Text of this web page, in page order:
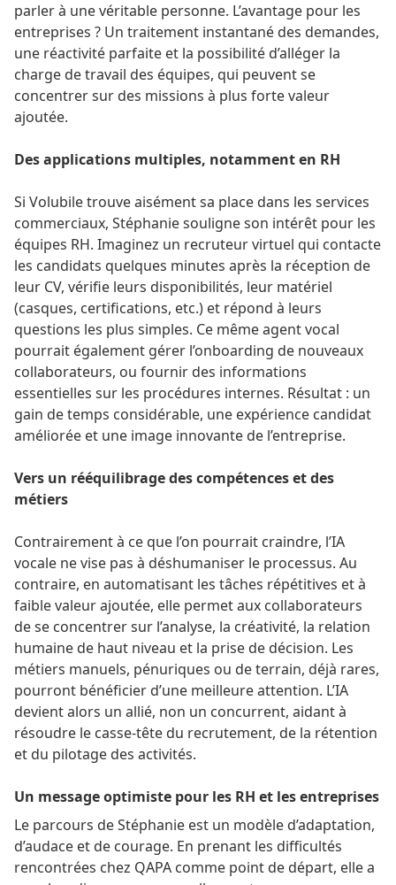
parler à une véritable personne. L’avantage pour les
entreprises ? Un traitement instantané des demandes,
une réactivité parfaite et la possibilité d’alléger la
charge de travail des équipes, qui peuvent se
concentrer sur des missions à plus forte valeur
ajoutée.
Des applications multiples, notamment en RH
Si Volubile trouve aisément sa place dans les services
commerciaux, Stéphanie souligne son intérêt pour les
équipes RH. Imaginez un recruteur virtuel qui contacte
les candidats quelques minutes après la réception de
leur CV, vérifie leurs disponibilités, leur matériel
(casques, certifications, etc.) et répond à leurs
questions les plus simples. Ce même agent vocal
pourrait également gérer l’onboarding de nouveaux
collaborateurs, ou fournir des informations
essentielles sur les procédures internes. Résultat : un
gain de temps considérable, une expérience candidat
améliorée et une image innovante de l’entreprise.
Vers un rééquilibrage des compétences et des
métiers
Contrairement à ce que l’on pourrait craindre, l’IA
vocale ne vise pas à déshumaniser le processus. Au
contraire, en automatisant les tâches répétitives et à
faible valeur ajoutée, elle permet aux collaborateurs
de se concentrer sur l’analyse, la créativité, la relation
humaine de haut niveau et la prise de décision. Les
métiers manuels, pénuriques ou de terrain, déjà rares,
pourront bénéficier d’une meilleure attention. L’IA
devient alors un allié, non un concurrent, aidant à
résoudre le casse-tête du recrutement, de la rétention
et du pilotage des activités.
Un message optimiste pour les RH et les entreprises
Le parcours de Stéphanie est un modèle d’adaptation,
d’audace et de courage. En prenant les difficultés
rencontrées chez QAPA comme point de départ, elle a